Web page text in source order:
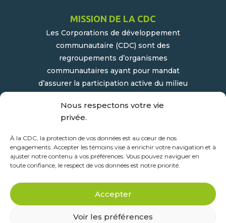
Nous respectons votre vie
privée.
À la CDC, la protection de vos données est au cœur de nos
engagements. Accepter les témoins vise à enrichir votre navigation et à
ajuster notre contenu à vos préférences. Vous pouvez naviguer en
toute confiance, le respect de vos données est notre priorité.
Accepter
Voir les préférences
MISSION DE LA CDC
Les Corporations de développement
communautaire (CDC) sont des
regroupements d’organismes
communautaires ayant pour mandat
d’assurer la participation active du milieu
développement socioéconomique de leur
Solutions web >